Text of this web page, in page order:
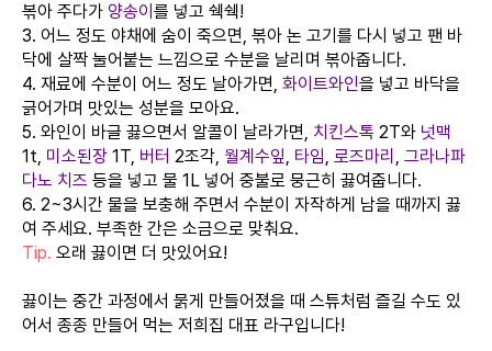
볶아 주다가 양송이 를 넣고 쉑쉑!
3. 어느 정도 야채에 숨이 죽으면, 볶아 논 고기를 다시 넣고 팬 바
닥에 살짝 눌어붙는 느낌으로 수분을 날리며 볶아줍니다.
4. 재료에 수분이 어느 정도 날아가면, 화이트와인을 넣고 바닥을
긁어가며 맛있는 성분을 모아요.
5. 와인이 바글 끓으면서 알콜이 날라가면, 치킨스톡 2T와 넛맥
1t, 미소된장 1T, 버터 2조각, 월계수잎, 타임, 로즈마리 , 그라나파
다노 치즈 등을 넣고 물 1L 넣어 중불로 뭉근히 끓여줍니다.
6. 2~3시간 물을 보충해 주면서 수분이 자작하게 남을 때까지 끓
여 주세요. 부족한 간은 소금으로 맞춰요.
Tip. 오래 끓이면 더 맛있어요!
끓이는 중간 과정에서 묽게 만들어졌을 때 스튜처럼 즐길 수도 있
어서 종종 만들어 먹는 저희집 대표 라구입니다!